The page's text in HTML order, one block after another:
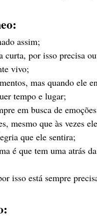
assim;
curta, por isso precisa
vivo;
mas quando ele
tempo e lugar;
em busca de
mesmo que às vezes
que ele sentira;
é que tem uma atrás
isso está sempre